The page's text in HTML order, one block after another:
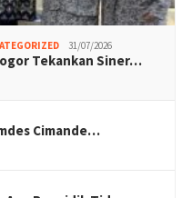
31/07/2026
Tekankan Siner…
Cimande…